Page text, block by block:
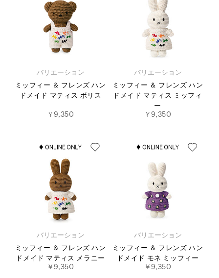
バリエーション
ミッフィー ＆ フレンズ ハン
ドメイド マティス ボリス
￥9,350
バリエーション
ミッフィー ＆ フレンズ ハン
ドメイド マティス ミッフィ
ー
￥9,350
バリエーション
ミッフィー ＆ フレンズ ハン
ドメイド マティス メラニー
￥9,350
バリエーション
ミッフィー ＆ フレンズ ハン
ドメイド モネ ミッフィー
￥9,350